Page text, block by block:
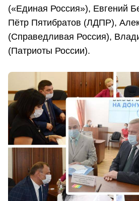
(«Единая Россия»), Евгений
Пётр Пятибратов (ЛДПР),
(Справедливая Россия),
(Патриоты России).